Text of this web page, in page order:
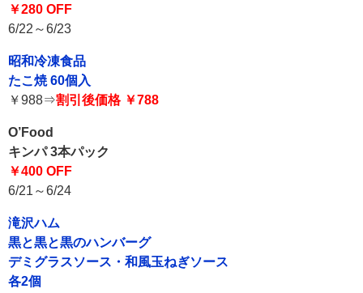
￥280 OFF
6/22～6/23
昭和冷凍食品
たこ焼 60個入
￥988⇒割引後価格 ￥788
O’Food
キンパ 3本パック
￥400 OFF
6/21～6/24
滝沢ハム
黒と黒と黒のハンバーグ
デミグラスソース・和風玉ねぎソース
各2個